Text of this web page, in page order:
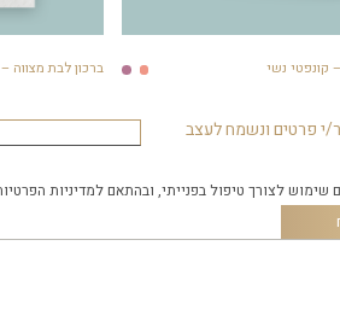
קונפטי נשי ברכון לבת מצווה
י פרטים ונשמח לעצב
שימוש לצורך טיפול בפנייתי, ובהתאם למדיניות